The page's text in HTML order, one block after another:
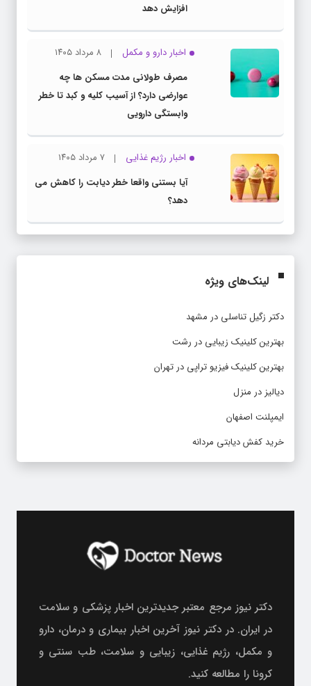
افزایش دهد
اخبار دارو و مکمل
۸ مرداد ۱۴۰۵
مصرف طولانی مدت مسکن ها چه
عوارضی دارد؟ از آسیب کلیه و کبد تا خطر
وابستگی دارویی
اخبار رژیم غذایی
۷ مرداد ۱۴۰۵
آیا بستنی واقعا خطر دیابت را کاهش می
دهد؟
لینک‌های ویژه
دکتر زگیل تناسلی در مشهد
بهترین کلینیک زیبایی در رشت
بهترین کلینیک فیزیو تراپی در تهران
دیالیز در منزل
ایمپلنت اصفهان
خرید کفش دیابتی مردانه
دکتر نیوز مرجع معتبر جدیدترین اخبار پزشکی و سلامت
در ایران. در دکتر نیوز آخرین اخبار بیماری و درمان، دارو
و مکمل، رژیم غذایی، زیبایی و سلامت، طب سنتی و
کرونا را مطالعه کنید.